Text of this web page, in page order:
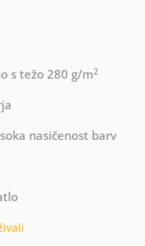
s težo 280 g/m2
nasičenost barv